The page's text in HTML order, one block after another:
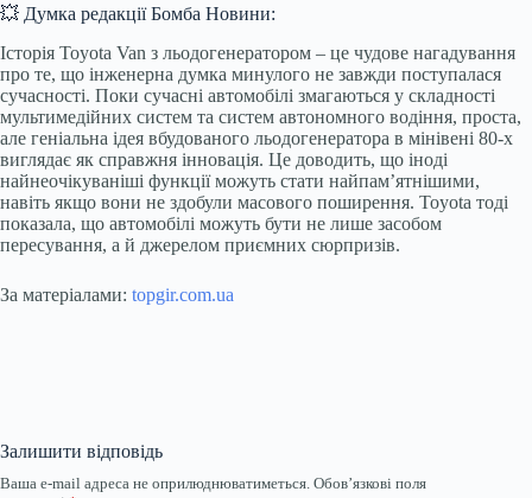
💥 Думка редакції Бомба Новини:
Історія Toyota Van з льодогенератором – це чудове нагадування
про те, що інженерна думка минулого не завжди поступалася
сучасності. Поки сучасні автомобілі змагаються у складності
мультимедійних систем та систем автономного водіння, проста,
але геніальна ідея вбудованого льодогенератора в мінівені 80-х
виглядає як справжня інновація. Це доводить, що іноді
найнеочікуваніші функції можуть стати найпам’ятнішими,
навіть якщо вони не здобули масового поширення. Toyota тоді
показала, що автомобілі можуть бути не лише засобом
пересування, а й джерелом приємних сюрпризів.
За матеріалами: topgir.com.ua
Залишити відповідь
Ваша e-mail адреса не оприлюднюватиметься. Обов’язкові поля